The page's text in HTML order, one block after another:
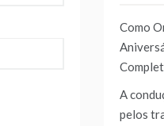
Como
A
pelos